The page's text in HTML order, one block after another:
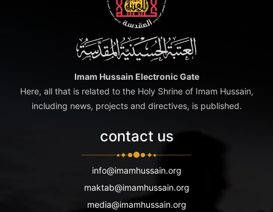
Imam Hussain Electronic Gate
Here, all that is related to the Holy Shrine of Imam Hussain,
including news, projects and directives, is published.
contact us
info@imamhussain.org
maktab@imamhussain.org
media@imamhussain.org